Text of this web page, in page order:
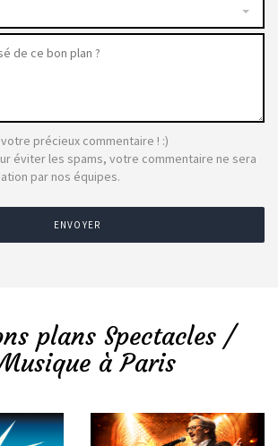
précieux commentaire ! :)
éviter les spams, votre commentaire ne sera
par nos équipes.
ENVOYER
plans Spectacles /
à Paris